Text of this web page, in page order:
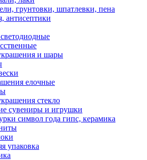
грунтовки, шпатлевки, пена
антисептики
и шары
елочные
стекло
сувениры и игрушки
символ года гипс, керамика
упаковка